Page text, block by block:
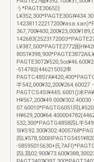
う*PAGTE3065日
L¥387,500*PAGTE2772困
-514782(446215052率
半542,000¥32,200¥264.60027
PAGTCS4Sl¥44S.6001()米
07.60010*PAGTG6051同
532,300*PAGTG4858四L半
四
-58595015630+氏
四L鶏